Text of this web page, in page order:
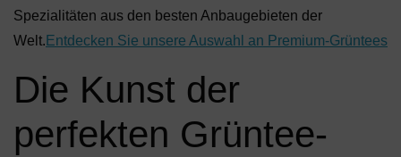
Spezialitäten aus den besten Anbaugebieten der
Welt. Entdecken Sie unsere Auswahl an Premium-Grüntees
Die Kunst der
perfekten Grüntee-